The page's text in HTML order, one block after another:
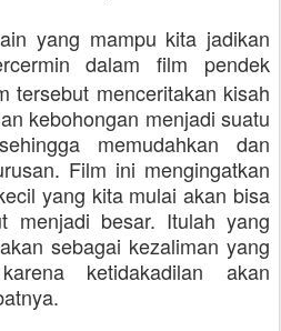
yang mampu kita jadikan
dalam film pendek
tersebut menceritakan kisah
kebohongan menjadi suatu
memudahkan dan
Film ini mengingatkan
yang kita mulai akan bisa
menjadi besar. Itulah yang
sebagai kezaliman yang
ketidakadilan akan